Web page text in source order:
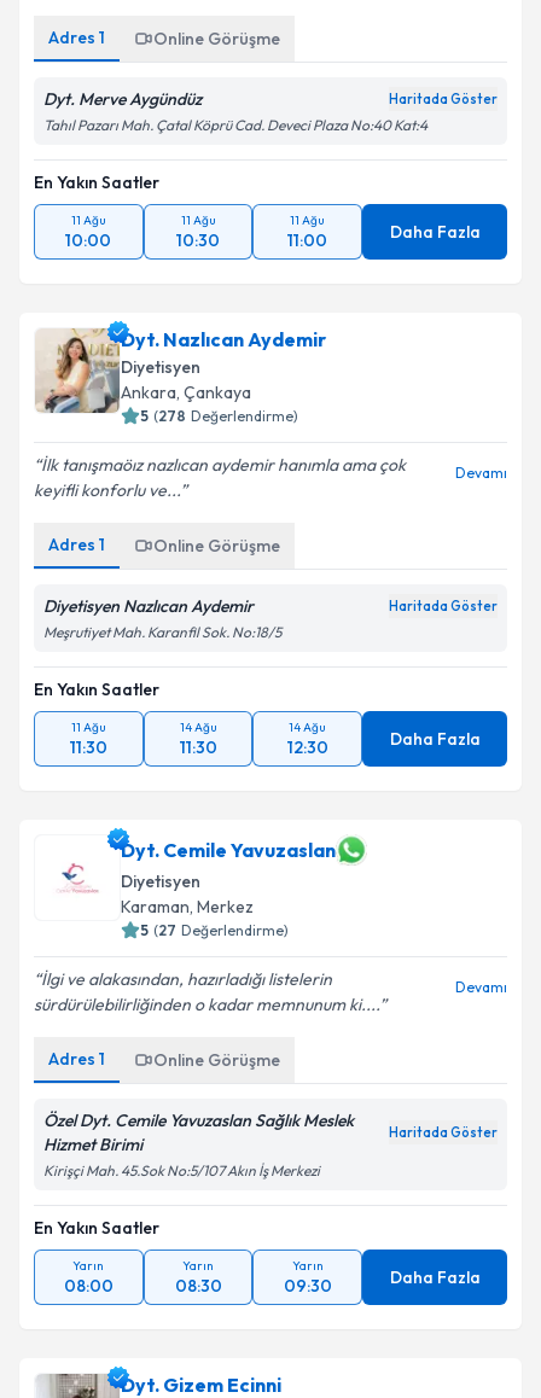
Adres 1 Online Görüşme
Dyt. Merve Aygündüz Haritada Göster
Tahıl Pazarı Mah. Çatal Köprü Cad. Deveci Plaza No:40 Kat:4
En Yakın Saatler
11 Ağu
10:00
11 Ağu
10:30
11 Ağu
11:00 Daha Fazla
Dyt. Nazlıcan Aydemir
Diyetisyen
Ankara, Çankaya
5 (278 Değerlendirme)
İlk tanışmaöız nazlıcan aydemir hanımla ama çok
keyifli konforlu ve...
Devamı
Adres 1 Online Görüşme
Diyetisyen Nazlıcan Aydemir Haritada Göster
Meşrutiyet Mah. Karanfil Sok. No:18/5
En Yakın Saatler
11 Ağu
11:30
14 Ağu
11:30
14 Ağu
12:30 Daha Fazla
Dyt. Cemile Yavuzaslan
Diyetisyen
Karaman, Merkez
5 (27 Değerlendirme)
İlgi ve alakasından, hazırladığı listelerin
sürdürülebilirliğinden o kadar memnunum ki....
Devamı
Adres 1 Online Görüşme
Özel Dyt. Cemile Yavuzaslan Sağlık Meslek
Hizmet Birimi
Haritada Göster
Kirişçi Mah. 45.Sok No:5/107 Akın İş Merkezi
En Yakın Saatler
Yarın
08:00
Yarın
08:30
Yarın
09:30 Daha Fazla
Dyt. Gizem Ecinni